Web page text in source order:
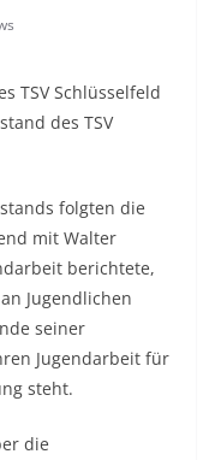
TSV Schlüsselfeld
des TSV
folgten die
mit Walter
berichtete,
Jugendlichen
seiner
Jugendarbeit für
steht.
die